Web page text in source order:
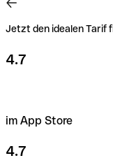
Jetzt den idealen Tarif
4.7
im App Store
4.7